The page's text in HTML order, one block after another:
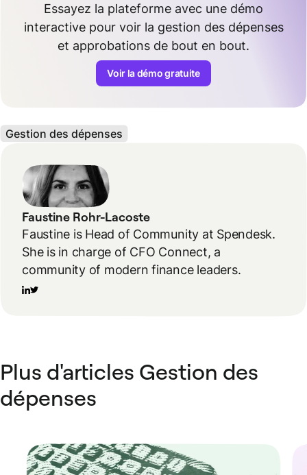
Essayez la plateforme avec une démo
interactive pour voir la gestion des dépenses
et approbations de bout en bout.
Voir la démo gratuite
Gestion des dépenses
Faustine Rohr-Lacoste
Faustine is Head of Community at Spendesk.
She is in charge of CFO Connect, a
community of modern finance leaders.
Plus d'articles Gestion des
dépenses